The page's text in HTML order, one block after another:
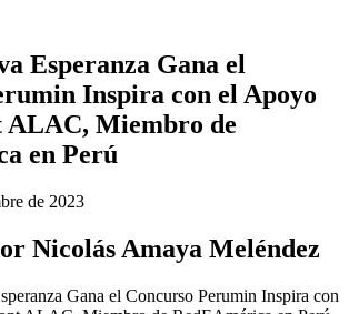
Esperanza Gana el
Inspira con el Apoyo
ALAC, Miembro de
en Perú
de 2023
Nicolás Amaya Meléndez